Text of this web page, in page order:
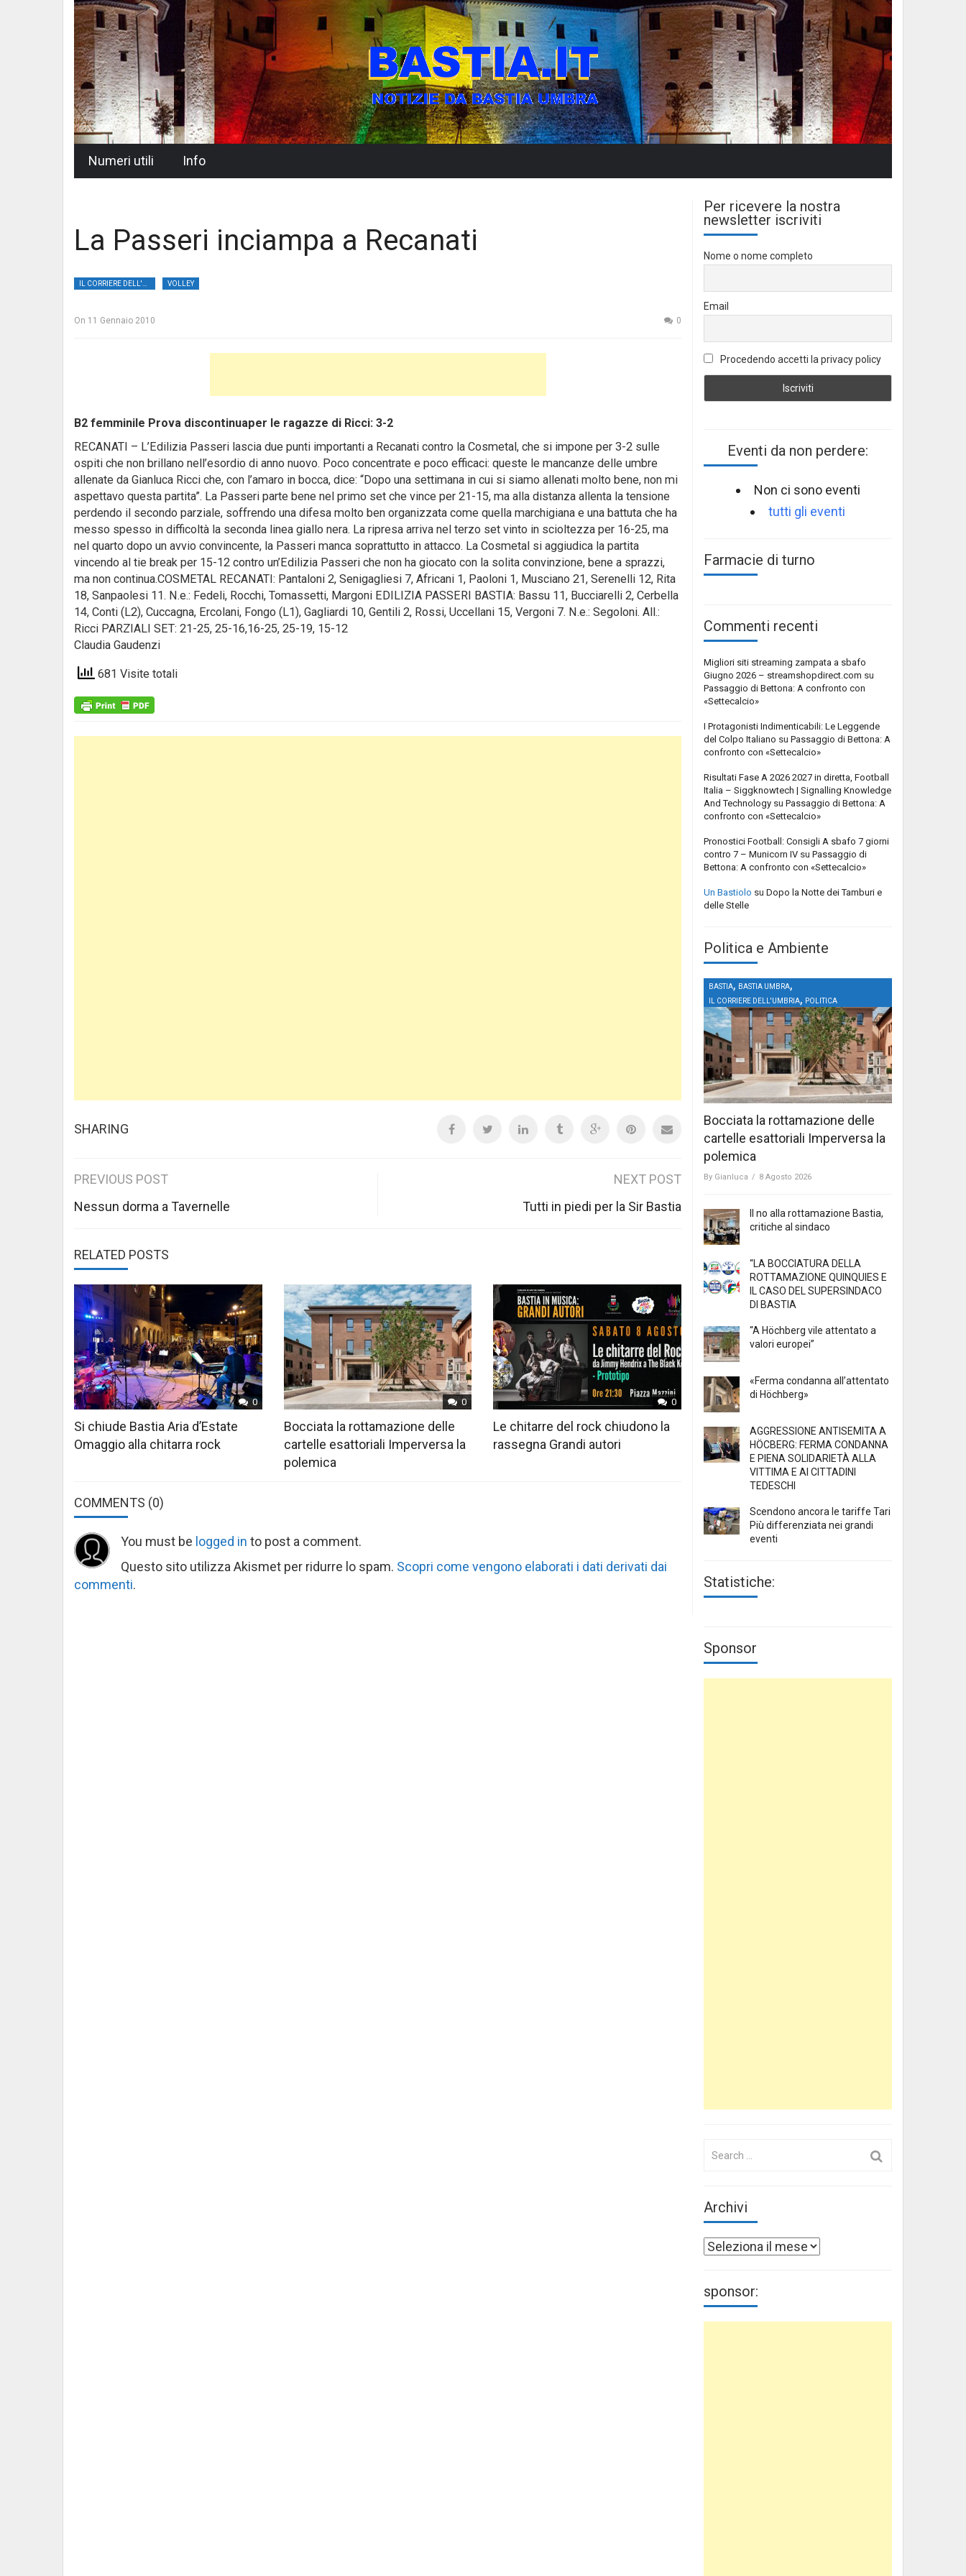
Numeri utili Info
La Passeri inciampa a Recanati
VOLLEY
On 11 Gennaio 2010 0
B2 femminile Prova discontinuaper le ragazze di Ricci: 3-2
RECANATI – L’Edilizia Passeri lascia due punti importanti a Recanati contro la Cosmetal, che si impone per 3-2 sulle
ospiti che non brillano nell’esordio di anno nuovo. Poco concentrate e poco efficaci: queste le mancanze delle umbre
allenate da Gianluca Ricci che, con l’amaro in bocca, dice: “Dopo una settimana in cui si siamo allenati molto bene, non mi
aspettavo questa partita”. La Passeri parte bene nel primo set che vince per 21-15, ma alla distanza allenta la tensione
perdendo il secondo parziale, soffrendo una difesa molto ben organizzata come quella marchigiana e una battuta che ha
messo spesso in difficoltà la seconda linea giallo nera. La ripresa arriva nel terzo set vinto in scioltezza per 16-25, ma
nel quarto dopo un avvio convincente, la Passeri manca soprattutto in attacco. La Cosmetal si aggiudica la partita
vincendo al tie break per 15-12 contro un’Edilizia Passeri che non ha giocato con la solita convinzione, bene a sprazzi,
ma non continua.COSMETAL RECANATI: Pantaloni 2, Senigagliesi 7, Africani 1, Paoloni 1, Musciano 21, Serenelli 12, Rita
18, Sanpaolesi 11. N.e.: Fedeli, Rocchi, Tomassetti, Margoni EDILIZIA PASSERI BASTIA: Bassu 11, Bucciarelli 2, Cerbella
14, Conti (L2), Cuccagna, Ercolani, Fongo (L1), Gagliardi 10, Gentili 2, Rossi, Uccellani 15, Vergoni 7. N.e.: Segoloni. All.:
Ricci PARZIALI SET: 21-25, 25-16,16-25, 25-19, 15-12
Claudia Gaudenzi
681 Visite totali
SHARING
Post
navigation
PREVIOUS POST
Nessun dorma a Tavernelle
NEXT POST
Tutti in piedi per la Sir Bastia
RELATED POSTS
0
Si chiude Bastia Aria d’Estate
Omaggio alla chitarra rock
0
Bocciata la rottamazione delle
cartelle esattoriali Imperversa la
polemica
0
Le chitarre del rock chiudono la
rassegna Grandi autori
COMMENTS (0)
You must be logged in to post a comment.
Questo sito utilizza Akismet per ridurre lo spam. Scopri come vengono elaborati i dati derivati dai
commenti.
Per ricevere la nostra
newsletter iscriviti
Nome o nome completo
Email
Procedendo accetti la privacy policy
Eventi da non perdere:
Non ci sono eventi
tutti gli eventi
Farmacie di turno
Commenti recenti
Migliori siti streaming zampata a sbafo
Giugno 2026 – streamshopdirect.com su
Passaggio di Bettona: A confronto con
«Settecalcio»
I Protagonisti Indimenticabili: Le Leggende
del Colpo Italiano su Passaggio di Bettona: A
confronto con «Settecalcio»
Risultati Fase A 2026 2027 in diretta, Football
Italia – Siggknowtech | Signalling Knowledge
And Technology su Passaggio di Bettona: A
confronto con «Settecalcio»
Pronostici Football: Consigli A sbafo 7 giorni
contro 7 – Municorn IV su Passaggio di
Bettona: A confronto con «Settecalcio»
Un Bastiolo su Dopo la Notte dei Tamburi e
delle Stelle
Politica e Ambiente
BASTIA, BASTIA UMBRA,
IL CORRIERE DELL'UMBRIA, POLITICA
Bocciata la rottamazione delle
cartelle esattoriali Imperversa la
polemica
By Gianluca / 8 Agosto 2026
Il no alla rottamazione Bastia,
critiche al sindaco
“LA BOCCIATURA DELLA
ROTTAMAZIONE QUINQUIES E
IL CASO DEL SUPERSINDACO
DI BASTIA
“A Höchberg vile attentato a
valori europei”
«Ferma condanna all’attentato
di Höchberg»
AGGRESSIONE ANTISEMITA A
HÖCBERG: FERMA CONDANNA
E PIENA SOLIDARIETÀ ALLA
VITTIMA E AI CITTADINI
TEDESCHI
Scendono ancora le tariffe Tari
Più differenziata nei grandi
eventi
Statistiche:
Sponsor
Archivi
Archivi
sponsor: